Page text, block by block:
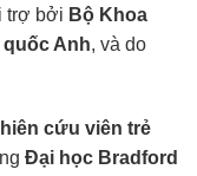
trợ bởi Bộ Khoa
Anh, và do
cứu viên trẻ
Đại học Bradford